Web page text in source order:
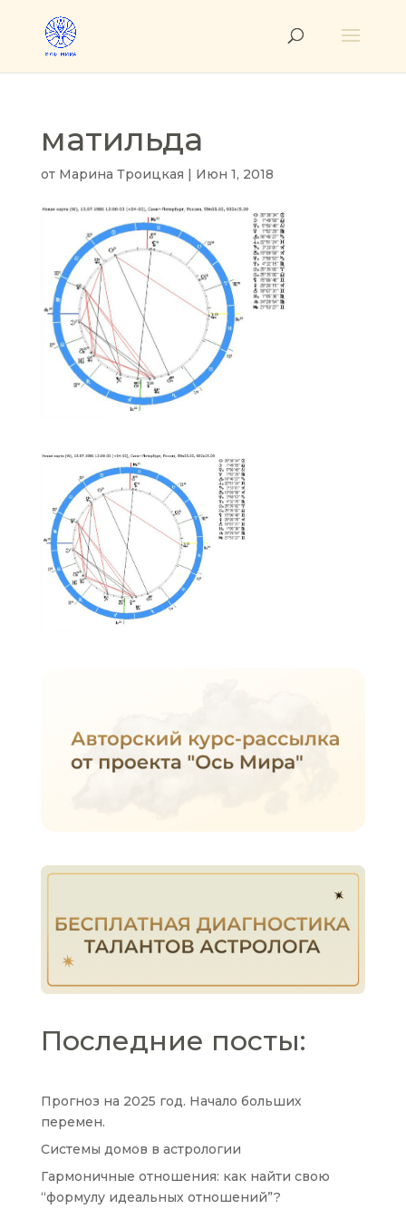
матильда
от Марина Троицкая | Июн 1, 2018
Последние посты:
Прогноз на 2025 год. Начало больших
перемен.
Системы домов в астрологии
Гармоничные отношения: как найти свою
“формулу идеальных отношений”?